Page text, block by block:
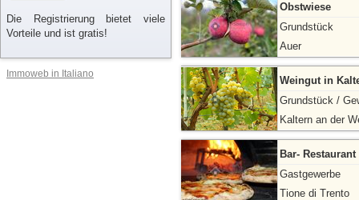
Die Registrierung bietet viele
Vorteile und ist gratis!
Immoweb in Italiano
Obstwiese
Grundstück
Auer
Weingut in
Grundstück /
Kaltern an der
Bar-
Gastgewerbe
Tione di Trento